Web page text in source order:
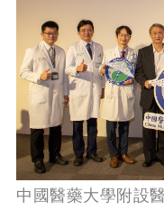
中國醫藥大學附設